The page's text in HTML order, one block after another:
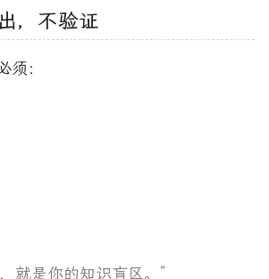
，不验证
须：
就是你的知识盲区。”